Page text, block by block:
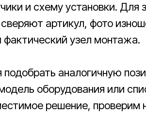
и схему установки.
артикул, фото
фактический узел монтажа.
подобрать аналогичную
оборудования или
решение, проверим